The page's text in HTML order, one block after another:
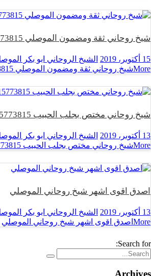
شيخ روحاني ثقة ومضمون الموصلي 00905315773815
15 أكتوبر، 2019 الشيخ الروحاني ابو بكر
Moreشيخ روحاني ثقة ومضمون الموصلي 00905315773815
شيخ روحاني مختص بجلب الحبيب 00905315773815
13 أكتوبر، 2019 الشيخ الروحاني ابو بكر
Moreشيخ روحاني مختص بجلب الحبيب 00905315773815
اصدق اقوى اشهر شيخ روحاني الموصلي
13 أكتوبر، 2019 الشيخ الروحاني ابو بكر
More اصدق اقوى اشهر شيخ روحاني الموصلي
Search for: